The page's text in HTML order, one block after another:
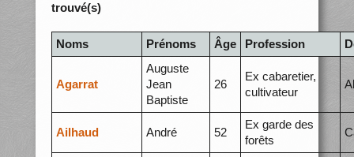
trouvé(s)
Noms Prénoms Âge Profession
Agarrat
Auguste
Jean
Baptiste
26
Ex cabaretier,
cultivateur
Ailhaud André 52
Ex garde des
forêts